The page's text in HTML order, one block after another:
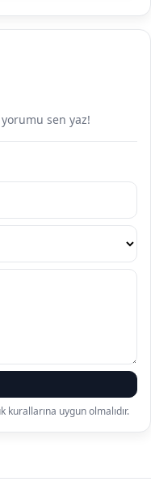
sen yaz!
uygun olmalıdır.